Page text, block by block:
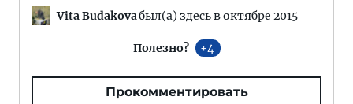
Vita Budakovaбыл(а) здесь в октябре 2015
Полезно? 4
Прокомментировать